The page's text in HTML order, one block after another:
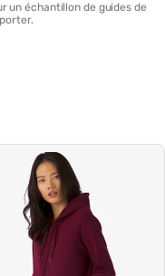
un échantillon de guides de